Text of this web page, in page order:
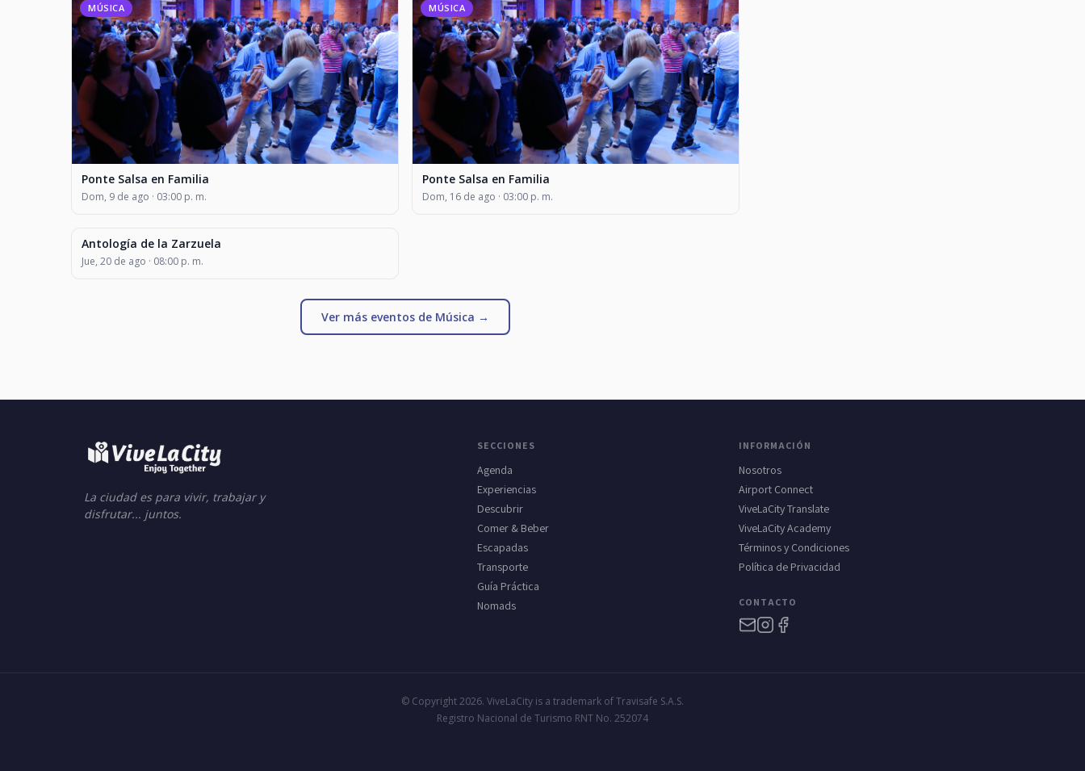
MÚSICA
Ponte Salsa en Familia
Dom, 9 de ago · 03:00 p. m.
MÚSICA
Ponte Salsa en Familia
Dom, 16 de ago · 03:00 p. m.
MÚSICA
Antología de la Zarzuela
Jue, 20 de ago · 08:00 p. m.
Ver más eventos de Música →
La ciudad es para vivir, trabajar y
disfrutar... juntos.
SECCIONES
Agenda
Experiencias
Descubrir
Comer & Beber
Escapadas
Transporte
Guía Práctica
Nomads
INFORMACIÓN
Nosotros
Airport Connect
ViveLaCity Translate
ViveLaCity Academy
Términos y Condiciones
Política de Privacidad
CONTACTO
© Copyright 2026. ViveLaCity is a trademark of Travisafe S.A.S.
Registro Nacional de Turismo RNT No. 252074